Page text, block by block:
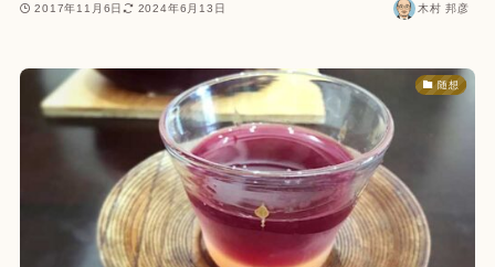
2017年11月6日 2024年6月13日 木村 邦彦
随想